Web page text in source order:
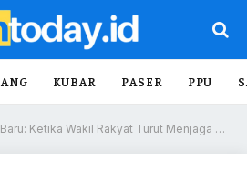
KUBAR PASER PPU
Wakil Rakyat Turut Menjaga Masa Depan Pendidikan Kaltim